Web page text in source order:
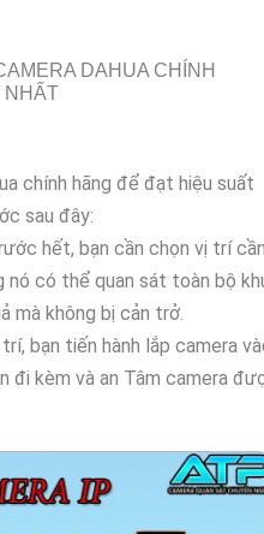
DAHUA CHÍNH
NHẤT
chính hãng để đạt hiệu suất
sau đây:
hết, bạn cần chọn vị trí
nó có thể quan sát toàn bộ
mà không bị cản trở.
bạn tiến hành lắp camera
đi kèm và an Tâm camera